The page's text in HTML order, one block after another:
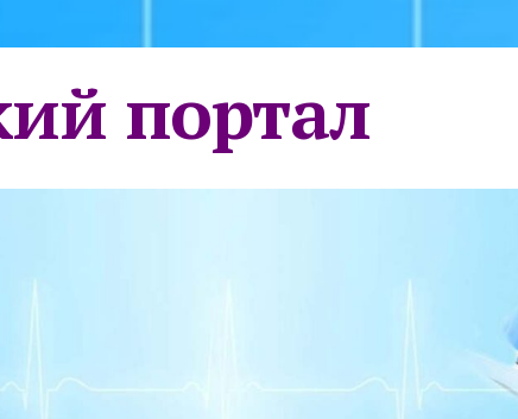
портал